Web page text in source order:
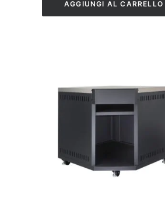
AGGIUNGI AL CARRELLO